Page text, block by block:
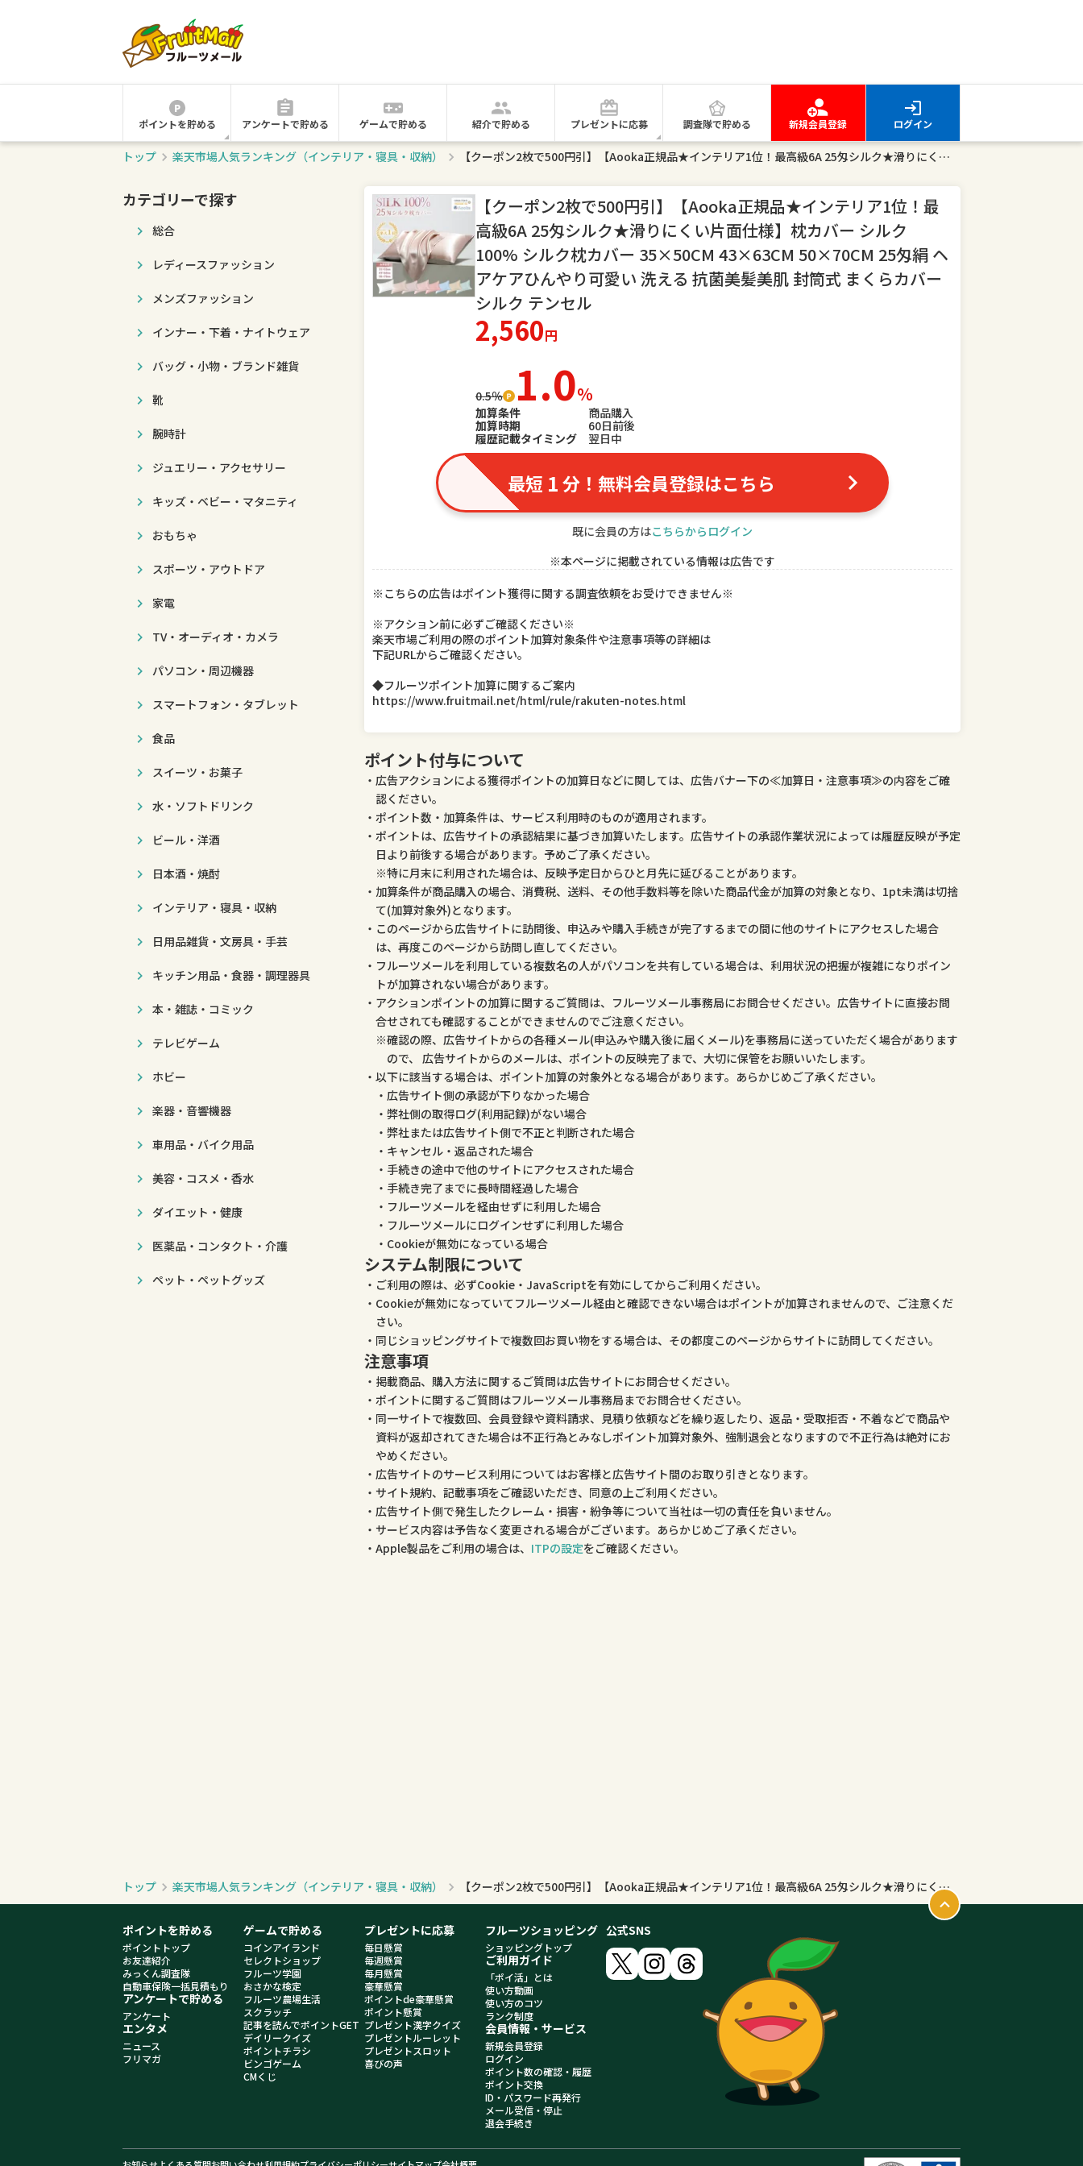
ポイントを貯める アンケートで貯める ゲームで貯める 紹介で貯める プレゼントに応募 調査隊で貯める 新規会員登録 ログイン
トップ 楽天市場人気ランキング（インテリア・寝具・収納） 【クーポン2枚で500円引】【Aooka正規品★インテリア1位！最高級6A 25匁シルク★滑りにくい片面仕様】枕カバー シルク 100% シルク枕カバー 35×50CM 43×63CM 50×70CM 25匁絹 ヘアケアひんやり可愛い 洗える 抗菌美髪美肌 封筒式 まくらカバー シルク テンセル
カテゴリーで探す
総合
レディースファッション
メンズファッション
インナー・下着・ナイトウェア
バッグ・小物・ブランド雑貨
靴
腕時計
ジュエリー・アクセサリー
キッズ・ベビー・マタニティ
おもちゃ
スポーツ・アウトドア
家電
TV・オーディオ・カメラ
パソコン・周辺機器
スマートフォン・タブレット
食品
スイーツ・お菓子
水・ソフトドリンク
ビール・洋酒
日本酒・焼酎
インテリア・寝具・収納
日用品雑貨・文房具・手芸
キッチン用品・食器・調理器具
本・雑誌・コミック
テレビゲーム
ホビー
楽器・音響機器
車用品・バイク用品
美容・コスメ・香水
ダイエット・健康
医薬品・コンタクト・介護
ペット・ペットグッズ
【クーポン2枚で500円引】【Aooka正規品★インテリア1位！最
高級6A 25匁シルク★滑りにくい片面仕様】枕カバー シルク
100% シルク枕カバー 35×50CM 43×63CM 50×70CM 25匁絹 ヘ
アケアひんやり可愛い 洗える 抗菌美髪美肌 封筒式 まくらカバー
シルク テンセル
2,560円
0.5％ 1.0％
加算条件
商品購入
加算時期
60日前後
履歴記載タイミング
翌日中
最短 1分！無料会員登録はこちら
既に会員の方はこちらからログイン
※本ページに掲載されている情報は広告です
※こちらの広告はポイント獲得に関する調査依頼をお受けできません※
※アクション前に必ずご確認ください※
楽天市場ご利用の際のポイント加算対象条件や注意事項等の詳細は
下記URLからご確認ください。
◆フルーツポイント加算に関するご案内
https://www.fruitmail.net/html/rule/rakuten-notes.html
ポイント付与について
広告アクションによる獲得ポイントの加算日などに関しては、広告バナー下の≪加算日・注意事項≫の内容をご確
認ください。
ポイント数・加算条件は、サービス利用時のものが適用されます。
ポイントは、広告サイトの承認結果に基づき加算いたします。広告サイトの承認作業状況によっては履歴反映が予定
日より前後する場合があります。予めご了承ください。
特に月末に利用された場合は、反映予定日からひと月先に延びることがあります。
加算条件が商品購入の場合、消費税、送料、その他手数料等を除いた商品代金が加算の対象となり、1pt未満は切捨
て(加算対象外)となります。
このページから広告サイトに訪問後、申込みや購入手続きが完了するまでの間に他のサイトにアクセスした場合
は、再度このページから訪問し直してください。
フルーツメールを利用している複数名の人がパソコンを共有している場合は、利用状況の把握が複雑になりポイン
トが加算されない場合があります。
アクションポイントの加算に関するご質問は、フルーツメール事務局にお問合せください。広告サイトに直接お問
合せされても確認することができませんのでご注意ください。
確認の際、広告サイトからの各種メール(申込みや購入後に届くメール)を事務局に送っていただく場合があります
ので、 広告サイトからのメールは、ポイントの反映完了まで、大切に保管をお願いいたします。
以下に該当する場合は、ポイント加算の対象外となる場合があります。あらかじめご了承ください。
広告サイト側の承認が下りなかった場合
弊社側の取得ログ(利用記録)がない場合
弊社または広告サイト側で不正と判断された場合
キャンセル・返品された場合
手続きの途中で他のサイトにアクセスされた場合
手続き完了までに長時間経過した場合
フルーツメールを経由せずに利用した場合
フルーツメールにログインせずに利用した場合
Cookieが無効になっている場合
システム制限について
ご利用の際は、必ずCookie・JavaScriptを有効にしてからご利用ください。
Cookieが無効になっていてフルーツメール経由と確認できない場合はポイントが加算されませんので、ご注意くだ
さい。
同じショッピングサイトで複数回お買い物をする場合は、その都度このページからサイトに訪問してください。
注意事項
掲載商品、購入方法に関するご質問は広告サイトにお問合せください。
ポイントに関するご質問はフルーツメール事務局までお問合せください。
同一サイトで複数回、会員登録や資料請求、見積り依頼などを繰り返したり、返品・受取拒否・不着などで商品や
資料が返却されてきた場合は不正行為とみなしポイント加算対象外、強制退会となりますので不正行為は絶対にお
やめください。
広告サイトのサービス利用についてはお客様と広告サイト間のお取り引きとなります。
サイト規約、記載事項をご確認いただき、同意の上ご利用ください。
広告サイト側で発生したクレーム・損害・紛争等について当社は一切の責任を負いません。
サービス内容は予告なく変更される場合がございます。あらかじめご了承ください。
Apple製品をご利用の場合は、 ITPの設定をご確認ください。
トップ 楽天市場人気ランキング（インテリア・寝具・収納） 【クーポン2枚で500円引】【Aooka正規品★インテリア1位！最高級6A 25匁シルク★滑りにくい片面仕様】枕カバー シルク 100% シルク枕カバー 35×50CM 43×63CM 50×70CM 25匁絹 ヘアケアひんやり可愛い 洗える 抗菌美髪美肌 封筒式 まくらカバー シルク テンセル
ポイントを貯める
ポイントトップ
お友達紹介
みっくん調査隊
自動車保険一括見積もり
アンケートで貯める
アンケート
エンタメ
ニュース
フリマガ
ゲームで貯める
コインアイランド
セレクトショップ
フルーツ学園
おさかな検定
フルーツ農場生活
スクラッチ
記事を読んでポイントGET
デイリークイズ
ポイントチラシ
ビンゴゲーム
CMくじ
プレゼントに応募
毎日懸賞
毎週懸賞
毎月懸賞
豪華懸賞
ポイントde豪華懸賞
ポイント懸賞
プレゼント漢字クイズ
プレゼントルーレット
プレゼントスロット
喜びの声
フルーツショッピング
ショッピングトップ
ご利用ガイド
「ポイ活」とは
使い方動画
使い方のコツ
ランク制度
会員情報・サービス
新規会員登録
ログイン
ポイント数の確認・履歴
ポイント交換
ID・パスワード再発行
メール受信・停止
退会手続き
公式SNS